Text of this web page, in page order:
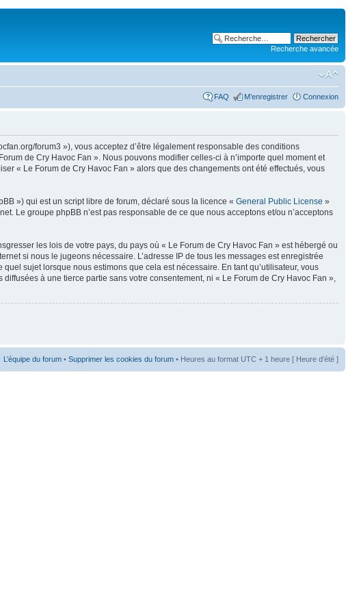
Recherche avancée
FAQ M’enregistrer Connexion
forum3 »), vous acceptez d’être légalement responsable des conditions
de Cry Havoc Fan ». Nous pouvons modifier celles-ci à n’importe quel moment et
« Le Forum de Cry Havoc Fan » alors que des changements ont été effectués, vous
») qui est un script libre de forum, déclaré sous la licence « General Public License »
Le groupe phpBB n’est pas responsable de ce que nous acceptons et/ou n’acceptons
les lois de votre pays, du pays où « Le Forum de Cry Havoc Fan » est hébergé ou
si nous le jugeons nécessaire. L’adresse IP de tous les messages est enregistrée
sujet lorsque nous estimons que cela est nécessaire. En tant qu’utilisateur, vous
à une tierce partie sans votre consentement, ni « Le Forum de Cry Havoc Fan »,
L’équipe du forum • Supprimer les cookies du forum • Heures au format UTC + 1 heure [ Heure d’été ]